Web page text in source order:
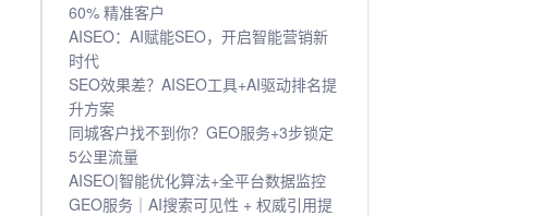
60% 精准客户
AISEO：AI赋能SEO，开启智能营销新
时代
SEO效果差？AISEO工具+AI驱动排名提
升方案
同城客户找不到你？GEO服务+3步锁定
5公里流量
AISEO|智能优化算法+全平台数据监控
GEO服务｜AI搜索可见性 + 权威引用提